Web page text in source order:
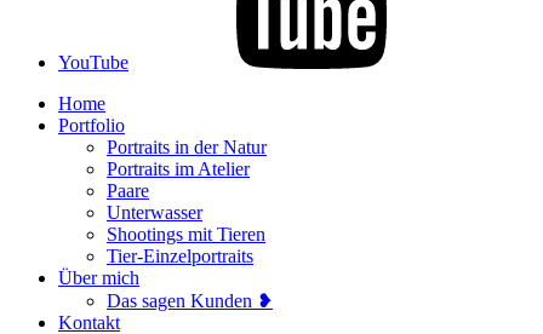
YouTube
Home
Portfolio
Portraits in der Natur
Portraits im Atelier
Paare
Unterwasser
Shootings mit Tieren
Tier-Einzelportraits
Über mich
Das sagen Kunden ❥
Kontakt